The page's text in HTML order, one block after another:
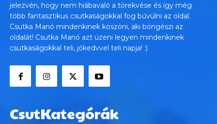
jelezvén, hogy nem hiábavaló a törekvése és így még
több fantasztikus csutkaságokkal fog bűvülni az oldal.
Csutka Manó mindenkinek köszöni, aki böngészi az
oldalát! Csutka Manó azt üzeni legyen mindenkinek
csutkaságokkal teli, jókedvvel teli napja! :)
CsutKategórák